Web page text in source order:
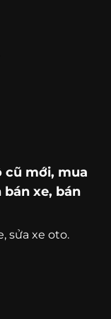
cũ mới, mua
xe, bán
sửa xe oto.